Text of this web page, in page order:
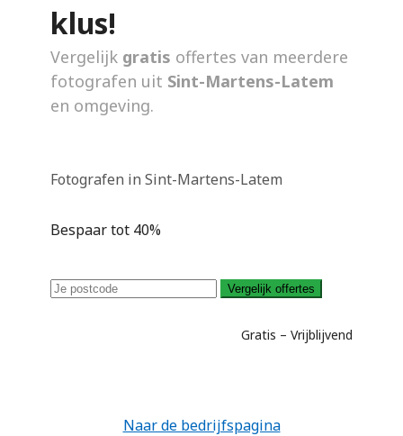
klus!
Vergelijk gratis offertes van meerdere
fotografen uit Sint-Martens-Latem
en omgeving.
Fotografen in Sint-Martens-Latem
Bespaar tot 40%
Vergelijk offertes
Gratis – Vrijblijvend
Naar de bedrijfspagina